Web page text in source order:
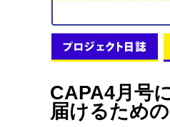
CAPA4月号
届けるため